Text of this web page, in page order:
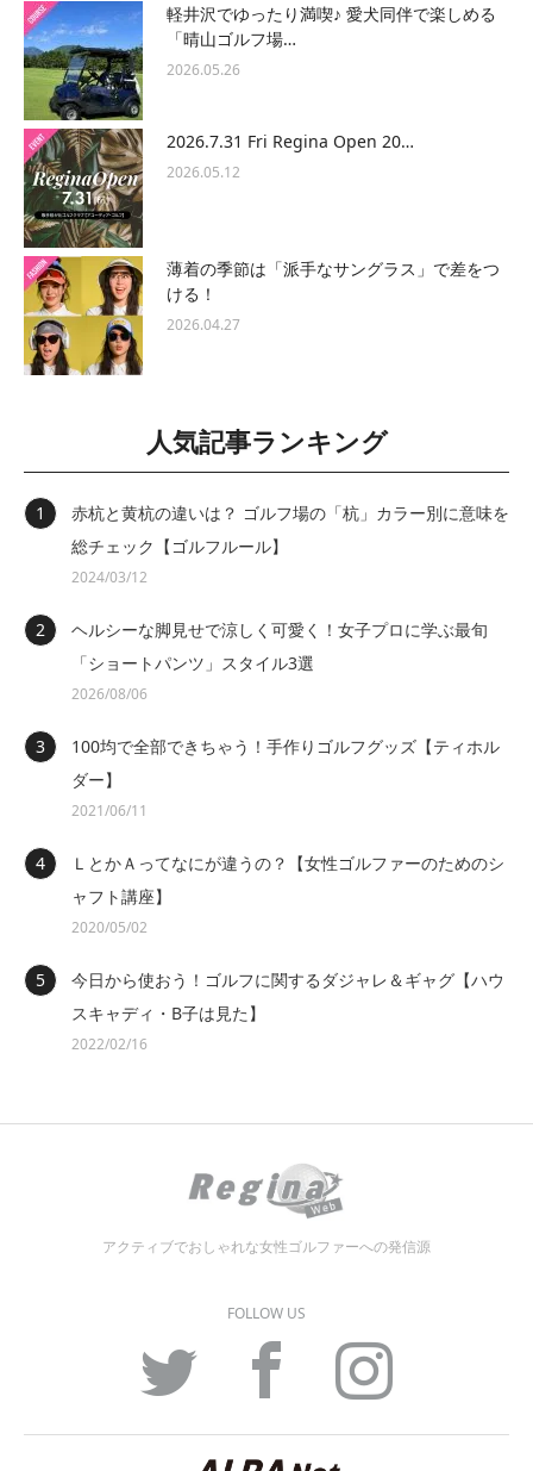
軽井沢でゆったり満喫♪ 愛犬同伴で楽しめる
「晴山ゴルフ場…
2026.05.26
2026.7.31 Fri Regina Open 20…
2026.05.12
薄着の季節は「派手なサングラス」で差をつ
ける！
2026.04.27
人気記事ランキング
赤杭と黄杭の違いは？ ゴルフ場の「杭」カラー別に意味を
総チェック【ゴルフルール】
2024/03/12
ヘルシーな脚見せで涼しく可愛く！女子プロに学ぶ最旬
「ショートパンツ」スタイル3選
2026/08/06
100均で全部できちゃう！手作りゴルフグッズ【ティホル
ダー】
2021/06/11
ＬとかＡってなにが違うの？【女性ゴルファーのためのシ
ャフト講座】
2020/05/02
今日から使おう！ゴルフに関するダジャレ＆ギャグ【ハウ
スキャディ・B子は見た】
2022/02/16
アクティブでおしゃれな女性ゴルファーへの発信源
FOLLOW US
Facebook Instagram